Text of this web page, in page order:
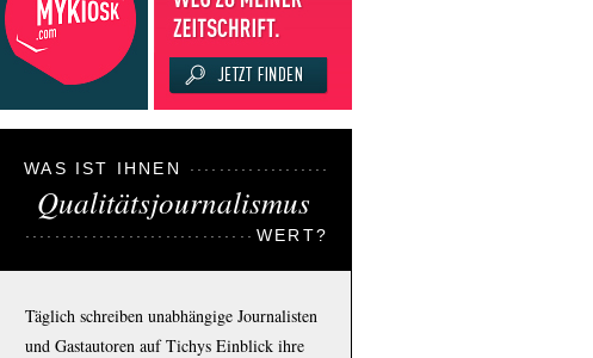
WAS IST IHNEN
Qualitätsjournalismus
WERT?
Täglich schreiben unabhängige Journalisten
und Gastautoren auf Tichys Einblick ihre